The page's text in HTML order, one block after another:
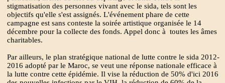
stigmatisation des personnes vivant avec le sida, tels sont les
objectifs qu'elle s'est assignés. L'événement phare de cette
campagne est sans conteste la soirée artistique organisée le 14
décembre pour la collecte des fonds. Appel donc à toutes les âmes
charitables.
Par ailleurs, le plan stratégique national de lutte contre le sida 2012-
2016 adopté par le Maroc, se veut une réponse nationale efficace à
la lutte contre cette épidémie. Il vise la réduction de 50% d'ici 2016